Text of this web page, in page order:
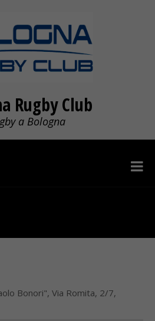
Rugby Club
a Bologna
Bonori", Via Romita, 2/7,